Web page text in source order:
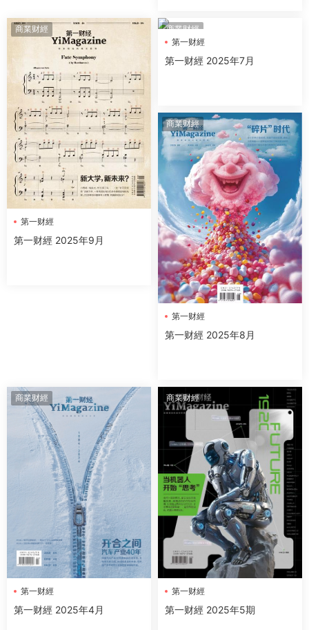
商業财經
第一财經
第一财經 2025年9月
商業财經
第一财經
第一财經 2025年7月
商業财經
第一财經
第一财經 2025年8月
商業财經
第一财經
第一财經 2025年4月
商業财經
第一财經
第一财經 2025年5期